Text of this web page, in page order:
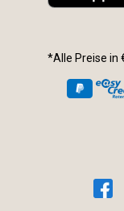
*Alle Preise in